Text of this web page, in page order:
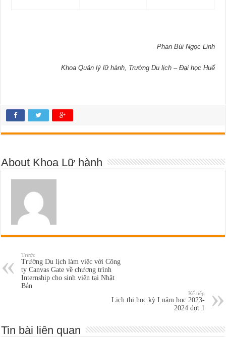
Phan Bùi Ngọc Linh
Khoa Quản lý lữ hành, Trường Du lịch – Đại học Huế
About Khoa Lữ hành
Trước
Trường Du lịch làm việc với Công
ty Canvas Gate về chương trình
Internship cho sinh viên tại Nhật
Bản
Kế tiếp
Lịch thi học kỳ I năm học 2023-
2024 đợt 1
Tin bài liên quan